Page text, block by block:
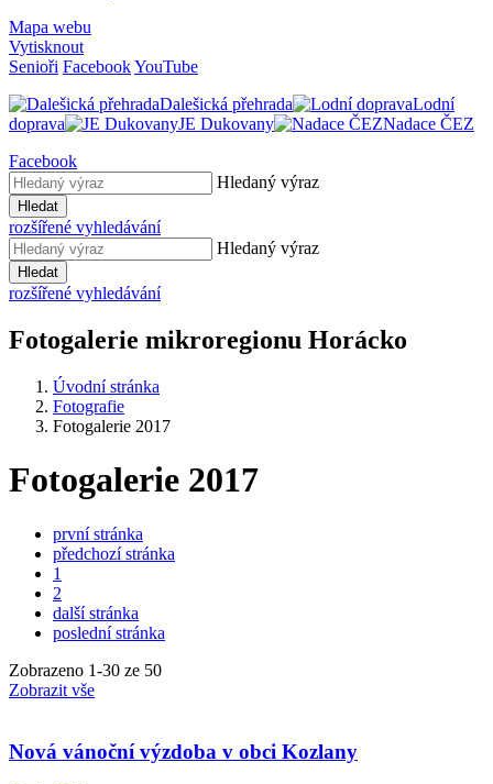
Mapa webu
Vytisknout
Senioři FacebookYouTube
Dalešická přehrada
Lodní
doprava
JE Dukovany
Nadace ČEZ
Facebook
Hledaný výraz
Hledat
rozšířené vyhledávání
Hledaný výraz
Hledat
rozšířené vyhledávání
Fotogalerie mikroregionu Horácko
Úvodní stránka
Fotografie
Fotogalerie 2017
Fotogalerie 2017
první stránka
předchozí stránka
1
2
další stránka
poslední stránka
Zobrazeno 1-30 ze 50
Zobrazit vše
Nová vánoční výzdoba v obci Kozlany